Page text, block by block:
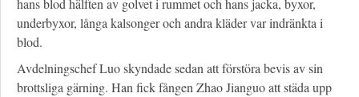
hans blod hälften av golvet i rummet och hans jacka, byxor,
underbyxor, långa kalsonger och andra kläder var indränkta i
blod.
Avdelningschef Luo skyndade sedan att förstöra bevis av sin
brottsliga gärning. Han fick fången Zhao Jianguo att städa upp